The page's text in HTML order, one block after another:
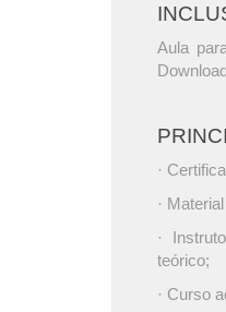
Aula
·
·
·
teórico;
· Curso